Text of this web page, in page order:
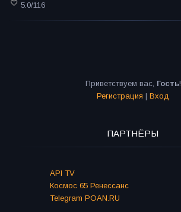
5.0/116
Приветствуем вас, Гость!
Регистрация | Вход
ПАРТНЁРЫ
API TV
Космос 65 Ренессанс
Telegram POAN.RU